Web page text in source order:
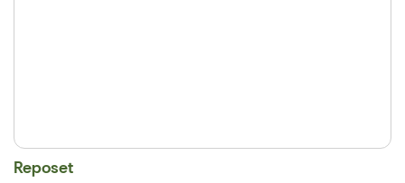
Reposet